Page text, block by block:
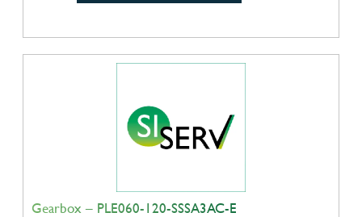
Gearbox – PLE060-120-SSSA3AC-E